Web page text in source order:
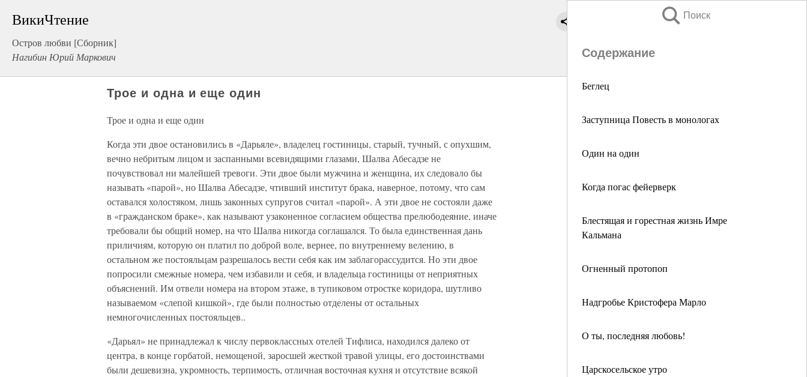
ВикиЧтение
Остров любви [Сборник]
Нагибин Юрий Маркович
Поиск
Содержание
Беглец
Заступница Повесть в монологах
Один на один
Когда погас фейерверк
Блестящая и горестная жизнь Имре
Кальмана
Огненный протопоп
Надгробье Кристофера Марло
О ты, последняя любовь!
Царскосельское утро
Трое и одна и еще один
Трое и одна и еще один
Когда эти двое остановились в «Дарьяле», владелец гостиницы, старый, тучный, с опухшим,
вечно небритым лицом и заспанными всевидящими глазами, Шалва Абесадзе не
почувствовал ни малейшей тревоги. Эти двое были мужчина и женщина, их следовало бы
называть «парой», но Шалва Абесадзе, чтивший институт брака, наверное, потому, что сам
оставался холостяком, лишь законных супругов считал «парой». А эти двое не состояли даже
в «гражданском браке», как называют узаконенное согласием общества прелюбодеяние, иначе
требовали бы общий номер, на что Шалва никогда соглашался. То была единственная дань
приличиям, которую он платил по доброй воле, вернее, по внутреннему велению, в
остальном же постояльцам разрешалось вести себя как им заблагорассудится. Но эти двое
попросили смежные номера, чем избавили и себя, и владельца гостиницы от неприятных
объяснений. Им отвели номера на втором этаже, в тупиковом отростке коридора, шутливо
называемом «слепой кишкой», где были полностью отделены от остальных
немногочисленных постояльцев..
«Дарьял» не принадлежал к числу первоклассных отелей Тифлиса, находился далеко от
центра, в конце горбатой, немощеной, заросшей жесткой травой улицы, его достоинствами
были дешевизна, укромность, терпимость, отличная восточная кухня и отсутствие всякой